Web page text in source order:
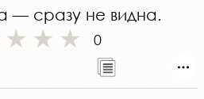
— сразу не видна.
0